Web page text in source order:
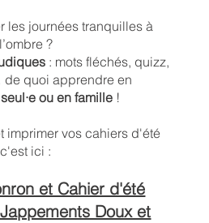
les journées tranquilles à
l’ombre ?
: mots fléchés, quizz,
quoi apprendre en
seul·e ou en famille !
imprimer vos cahiers d'été
c'est ici :
et Cahier d'été
Doux et